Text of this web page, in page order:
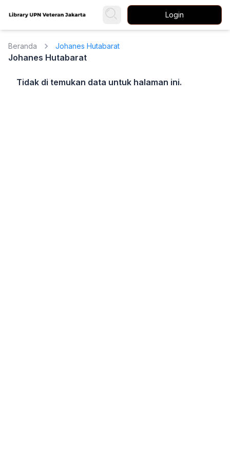
Login
Beranda Johanes Hutabarat
Johanes Hutabarat
Tidak di temukan data untuk halaman ini.